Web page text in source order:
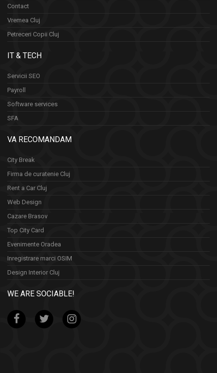
Contact
Vremea Cluj
Petreceri Copii Cluj
IT & TECH
Servicii SEO
Payroll
Software services
SFA
VA RECOMANDAM
City Break
Firma de curatenie Cluj
Rent a Car Cluj
Web Design
Cazare Brasov
Top City Card
Evenimente Oradea
Inregistrare marci OSIM
Design Interior Cluj
WE ARE SOCIABLE!